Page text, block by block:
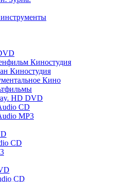
Киностудия
Киностудия
Кино
HD DVD
CD
MP3
CD
CD